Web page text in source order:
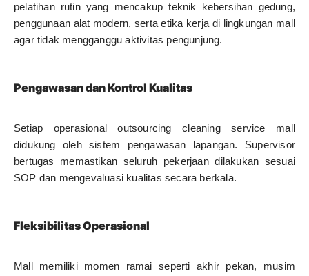
pelatihan rutin yang mencakup teknik kebersihan gedung,
penggunaan alat modern, serta etika kerja di lingkungan mall
agar tidak mengganggu aktivitas pengunjung.
Pengawasan dan Kontrol Kualitas
Setiap operasional outsourcing cleaning service mall
didukung oleh sistem pengawasan lapangan. Supervisor
bertugas memastikan seluruh pekerjaan dilakukan sesuai
SOP dan mengevaluasi kualitas secara berkala.
Fleksibilitas Operasional
Mall memiliki momen ramai seperti akhir pekan, musim